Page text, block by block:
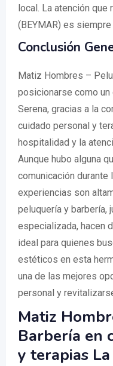
local. La atención que
(BEYMAR) es
Conclusión
Matiz Hombres –
posicionarse como
Serena, gracias a la
cuidado personal y
hospitalidad y la
Aunque hubo alguna
comunicación durante
experiencias son
peluquería y barbería,
especializada, hacen
ideal para quienes
estéticos en esta
una de las mejores
personal y
Matiz
Barbería en
y terapias